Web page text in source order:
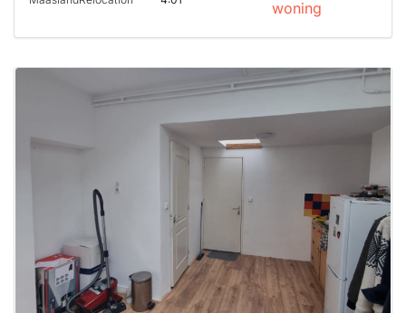
woning
Om kans te
reageren.
Stekkies helpt
je hierbij!